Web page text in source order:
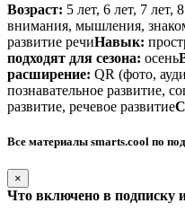
Возраст: 5 лет, 6 лет, 7 лет,
внимания, мышления,
развитие речиНавык:
подходят для сезона: осень
расширение: QR (фото,
познавательное развитие,
развитие, речевое развитие
Все материалы smarts.cool по
×
Что включено в подписку